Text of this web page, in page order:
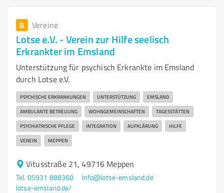
8 Vereine
Lotse e.V. - Verein zur Hilfe seelisch
Erkrankter im Emsland
Unterstützung für psychisch Erkrankte im Emsland
durch Lotse e.V.
PSYCHISCHE ERKRANKUNGEN UNTERSTÜTZUNG EMSLAND
AMBULANTE BETREUUNG WOHNGEMEINSCHAFTEN TAGESSTÄTTEN
PSYCHIATRISCHE PFLEGE INTEGRATION AUFKLÄRUNG HILFE
VEREIN MEPPEN
Vitusstraße 21, 49716 Meppen
Tel. 05931 888360
info@lotse-emsland.de
lotse-emsland.de/